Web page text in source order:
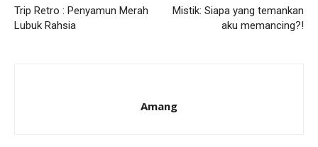
Trip Retro : Penyamun Merah
Lubuk Rahsia
Mistik: Siapa yang temankan
aku memancing?!
Amang